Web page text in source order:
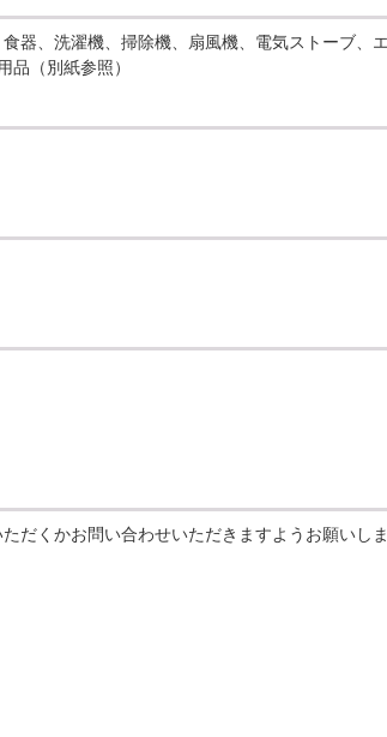
器、洗濯機、掃除機、扇風機、電気ストーブ、
品（別紙参照）
だくかお問い合わせいただきますようお願いし